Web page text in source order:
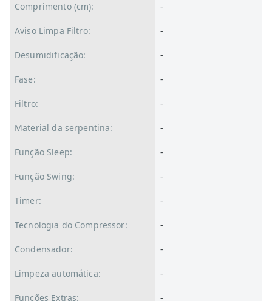
Comprimento (cm): -
Aviso Limpa Filtro: -
Desumidificação: -
Fase: -
Filtro: -
Material da serpentina: -
Função Sleep: -
Função Swing: -
Timer: -
Tecnologia do Compressor: -
Condensador: -
Limpeza automática: -
Funções Extras: -